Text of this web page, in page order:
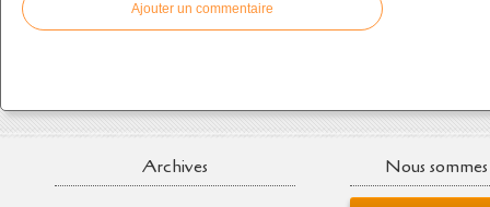
Ajouter un commentaire
Archives Nous